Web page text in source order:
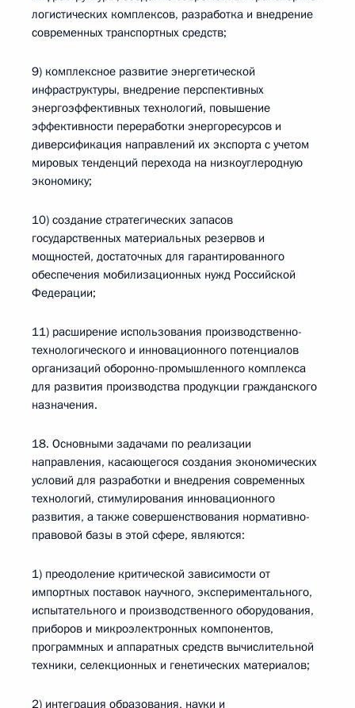
логистических комплексов, разработка и внедрение
современных транспортных средств;
9) комплексное развитие энергетической
инфраструктуры, внедрение перспективных
энергоэффективных технологий, повышение
эффективности переработки энергоресурсов и
диверсификация направлений их экспорта с учетом
мировых тенденций перехода на низкоуглеродную
экономику;
10) создание стратегических запасов
государственных материальных резервов и
мощностей, достаточных для гарантированного
обеспечения мобилизационных нужд Российской
Федерации;
11) расширение использования производственно-
технологического и инновационного потенциалов
организаций оборонно-промышленного комплекса
для развития производства продукции гражданского
назначения.
18. Основными задачами по реализации
направления, касающегося создания экономических
условий для разработки и внедрения современных
технологий, стимулирования инновационного
развития, а также совершенствования нормативно-
правовой базы в этой сфере, являются:
1) преодоление критической зависимости от
импортных поставок научного, экспериментального,
испытательного и производственного оборудования,
приборов и микроэлектронных компонентов,
программных и аппаратных средств вычислительной
техники, селекционных и генетических материалов;
2) интеграция образования, науки и